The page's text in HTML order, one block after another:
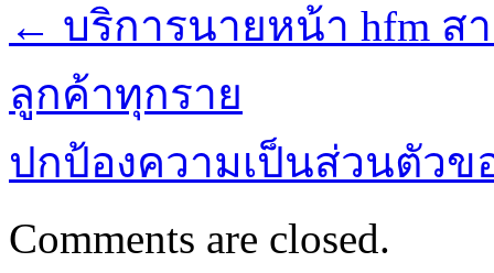
← บริการนายหน้า hfm ส
ลูกค้าทุกราย
ปกป้องความเป็นส่วนตัว
Comments are closed.